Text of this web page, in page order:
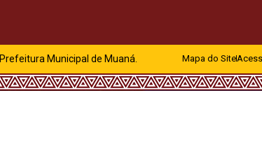
Prefeitura Municipal de Muaná. Mapa do Site